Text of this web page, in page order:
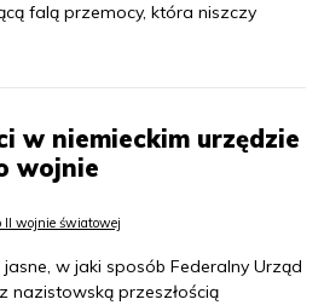
falą przemocy, która niszczy
w niemieckim urzędzie
wojnie
II wojnie światowej
jasne, w jaki sposób Federalny Urząd
nazistowską przeszłością